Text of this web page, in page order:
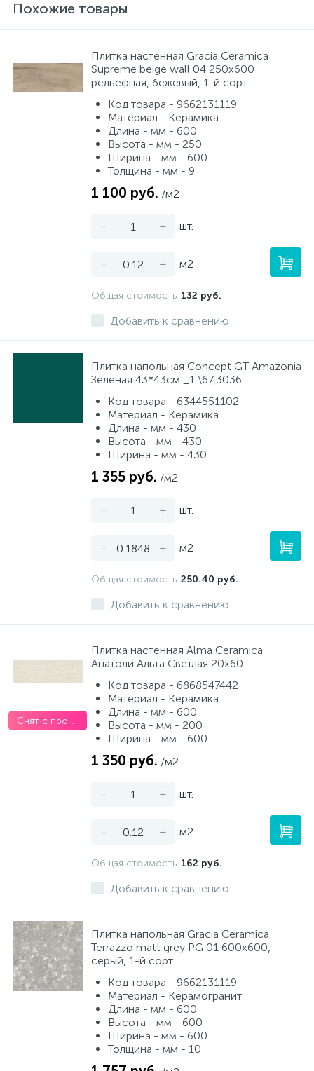
Похожие товары
Плитка настенная Gracia Ceramica
Supreme beige wall 04 250x600
рельефная, бежевый, 1-й сорт
Код товара - 9662131119
Материал - Керамика
Длина - мм - 600
Высота - мм - 250
Ширина - мм - 600
Толщина - мм - 9
1 100 руб. /м2
- + шт.
- + м2
Общая стоимость 132 руб.
Добавить к сравнению
Плитка напольная Concept GT Amazonia
Зеленая 43*43см _1 \67,3036
Код товара - 6344551102
Материал - Керамика
Длина - мм - 430
Высота - мм - 430
Ширина - мм - 430
1 355 руб. /м2
- + шт.
- + м2
Общая стоимость 250.40 руб.
Добавить к сравнению
Снят с производства
Плитка настенная Alma Ceramica
Анатоли Альта Светлая 20х60
Код товара - 6868547442
Материал - Керамика
Длина - мм - 600
Высота - мм - 200
Ширина - мм - 600
1 350 руб. /м2
- + шт.
- + м2
Общая стоимость 162 руб.
Добавить к сравнению
Плитка напольная Gracia Ceramica
Terrazzo matt grey PG 01 600x600,
серый, 1-й сорт
Код товара - 9662131119
Материал - Керамогранит
Длина - мм - 600
Высота - мм - 600
Ширина - мм - 600
Толщина - мм - 10